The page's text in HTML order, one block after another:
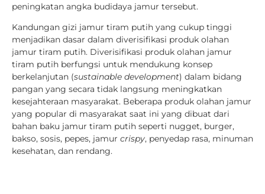
peningkatan angka budidaya jamur tersebut.
Kandungan gizi jamur tiram putih yang cukup tinggi
menjadikan dasar dalam diverisifikasi produk olahan
jamur tiram putih. Diverisifikasi produk olahan jamur
tiram putih berfungsi untuk mendukung konsep
berkelanjutan (sustainable development) dalam bidang
pangan yang secara tidak langsung meningkatkan
kesejahteraan masyarakat. Beberapa produk olahan jamur
yang popular di masyarakat saat ini yang dibuat dari
bahan baku jamur tiram putih seperti nugget, burger,
bakso, sosis, pepes, jamur crispy, penyedap rasa, minuman
kesehatan, dan rendang.